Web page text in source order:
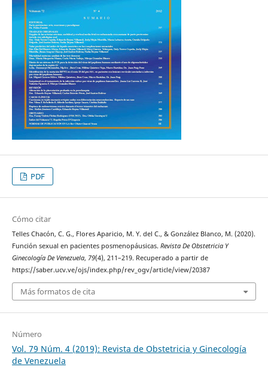
PDF
Cómo citar
Telles Chacón, C. G., Flores Aparicio, M. Y. del C., & González Blanco, M. (2020).
Función sexual en pacientes posmenopáusicas. Revista De Obstetricia Y
Ginecología De Venezuela, 79(4), 211–219. Recuperado a partir de
https://saber.ucv.ve/ojs/index.php/rev_ogv/article/view/20387
Más formatos de cita
Número
Vol. 79 Núm. 4 (2019): Revista de Obstetricia y Ginecología
de Venezuela